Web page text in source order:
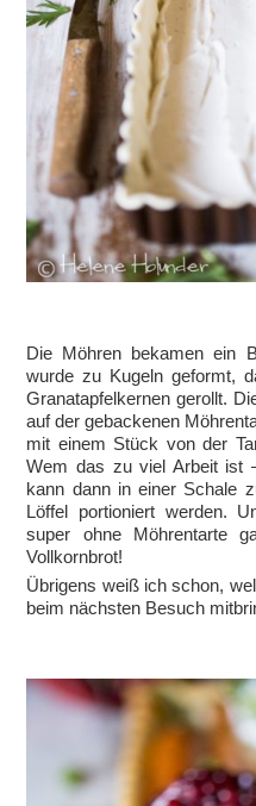
Die Möhren bekamen ein
wurde zu Kugeln geformt,
Granatapfelkernen gerollt.
auf der gebackenen
mit einem Stück von der
Wem das zu viel Arbeit ist
kann dann in einer Schale
Löffel portioniert werden.
super ohne Möhrentarte
Vollkornbrot!
Übrigens weiß ich schon,
beim nächsten Besuch